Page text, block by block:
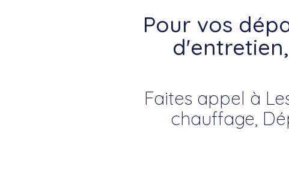
Pour vos
Faites appel à
chauffage,